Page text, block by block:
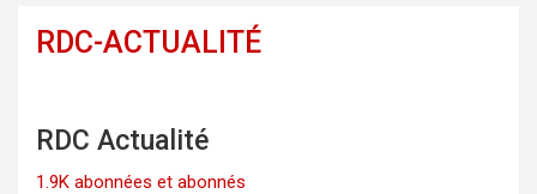
RDC-ACTUALITÉ
RDC Actualité
1.9K abonnées et abonnés